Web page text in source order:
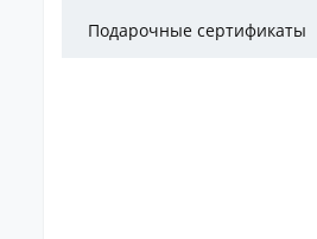
Подарочные сертификаты